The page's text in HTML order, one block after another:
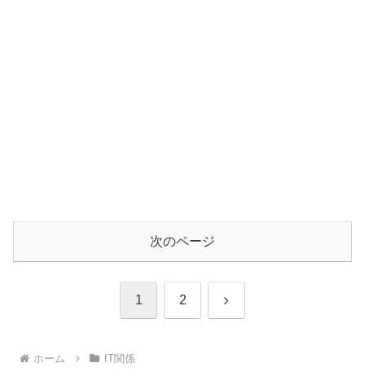
次のページ
1 2 次
ホーム IT関係